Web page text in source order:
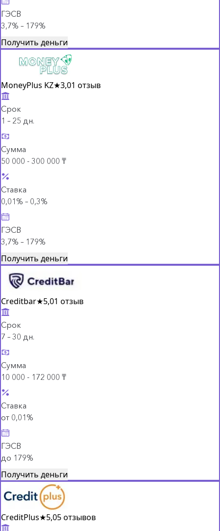
ГЭСВ
3,7% – 179%
Получить деньги
MoneyPlus KZ★3,01 отзыв
Срок
1 – 25 дн.
Сумма
50 000 - 300 000 ₸
Ставка
0,01% – 0,3%
ГЭСВ
3,7% – 179%
Получить деньги
Creditbar★5,01 отзыв
Срок
7 – 30 дн.
Сумма
10 000 - 172 000 ₸
Ставка
от 0,01%
ГЭСВ
до 179%
Получить деньги
CreditPlus★5,05 отзывов